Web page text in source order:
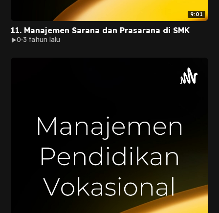
9:01
11. Manajemen Sarana dan Prasarana di SMK
0 3 tahun lalu